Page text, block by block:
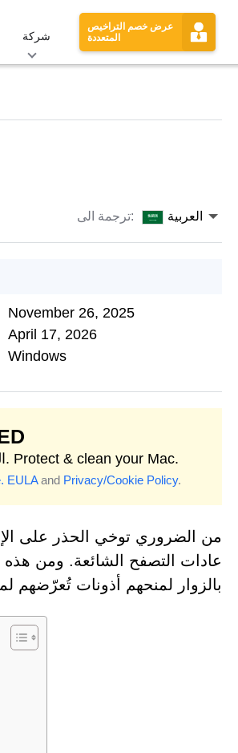
شركة
عرض خصم التراخيص
المتعددة
ترجمة الى: العربية
November 26, 2025
April 17, 2026
Windows
Start Scan. Remove المواقع المارقة. Protect & clean your Mac.
EULAand Privacy/Cookie Policy.
من الضروري توخي الحذر على
بالزوار لمنحهم أذونات تُعرّضهم